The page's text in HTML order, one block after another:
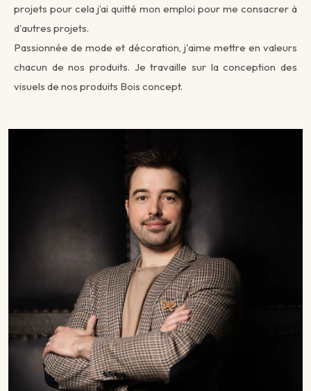
projets pour cela j’ai quitté mon emploi pour me consacrer à
d'autres projets.
Passionnée de mode et décoration, j'aime mettre en valeurs
chacun de nos produits. Je travaille sur la conception des
visuels de nos produits Bois concept.